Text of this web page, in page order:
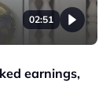
02:51
earnings,